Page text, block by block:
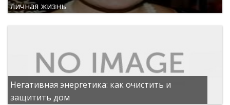
личная жизнь
Негативная энергетика: как очистить и
защитить дом